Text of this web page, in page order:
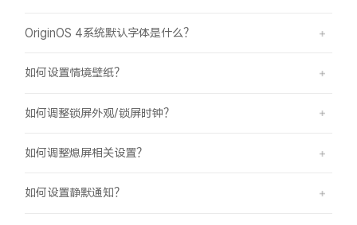
OriginOS 4系统默认字体是什么？
如何设置情境壁纸？
如何调整锁屏外观/锁屏时钟？
如何调整熄屏相关设置？
如何设置静默通知？